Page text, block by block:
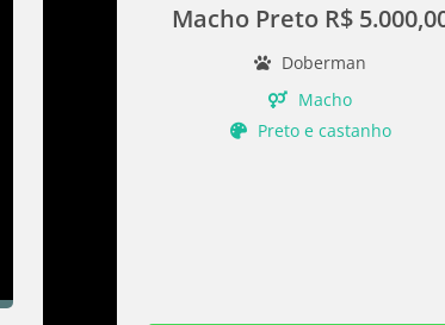
Macho Preto R$
Doberman
Macho
Preto e castanho